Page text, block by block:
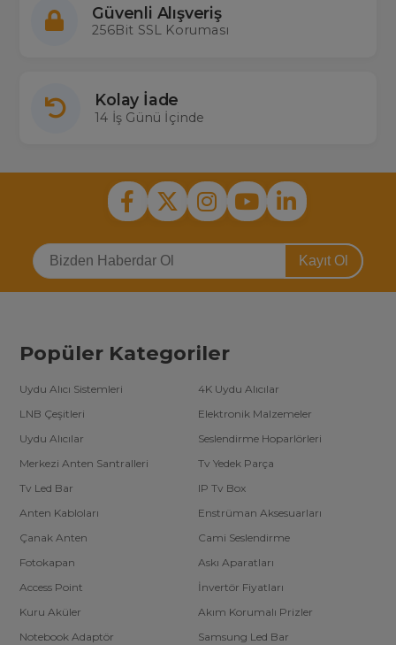
Güvenli Alışveriş
256Bit SSL Koruması
Kolay İade
14 İş Günü İçinde
Kayıt Ol
Popüler Kategoriler
Uydu Alıcı Sistemleri
4K Uydu Alıcılar
LNB Çeşitleri
Elektronik Malzemeler
Uydu Alıcılar
Seslendirme Hoparlörleri
Merkezi Anten Santralleri
Tv Yedek Parça
Tv Led Bar
IP Tv Box
Anten Kabloları
Enstrüman Aksesuarları
Çanak Anten
Cami Seslendirme
Fotokapan
Askı Aparatları
Access Point
İnvertör Fiyatları
Kuru Aküler
Akım Korumalı Prizler
Notebook Adaptör
Samsung Led Bar